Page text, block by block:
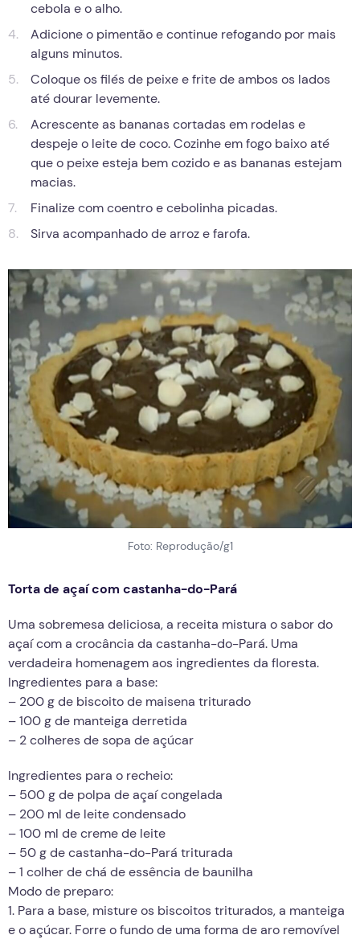
cebola e o alho.
Adicione o pimentão e continue refogando por mais
alguns minutos.
Coloque os filés de peixe e frite de ambos os lados
até dourar levemente.
Acrescente as bananas cortadas em rodelas e
despeje o leite de coco. Cozinhe em fogo baixo até
que o peixe esteja bem cozido e as bananas estejam
macias.
Finalize com coentro e cebolinha picadas.
Sirva acompanhado de arroz e farofa.
Foto: Reprodução/g1
Torta de açaí com castanha-do-Pará
Uma sobremesa deliciosa, a receita mistura o sabor do
açaí com a crocância da castanha-do-Pará. Uma
verdadeira homenagem aos ingredientes da floresta.
Ingredientes para a base:
– 200 g de biscoito de maisena triturado
– 100 g de manteiga derretida
– 2 colheres de sopa de açúcar
Ingredientes para o recheio:
– 500 g de polpa de açaí congelada
– 200 ml de leite condensado
– 100 ml de creme de leite
– 50 g de castanha-do-Pará triturada
– 1 colher de chá de essência de baunilha
Modo de preparo:
1. Para a base, misture os biscoitos triturados, a manteiga
e o açúcar. Forre o fundo de uma forma de aro removível